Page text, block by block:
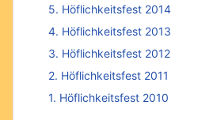
5. Höflichkeitsfest 2014
4. Höflichkeitsfest 2013
3. Höflichkeitsfest 2012
2. Höflichkeitsfest 2011
1. Höflichkeitsfest 2010